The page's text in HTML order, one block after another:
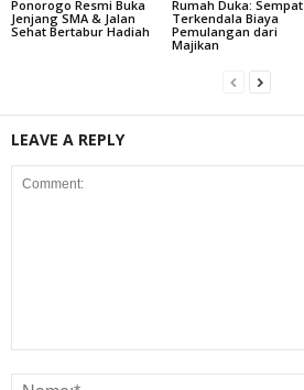
Ponorogo Resmi Buka
Jenjang SMA & Jalan
Sehat Bertabur Hadiah
Rumah Duka: Sempat
Terkendala Biaya
Pemulangan dari
Majikan
LEAVE A REPLY